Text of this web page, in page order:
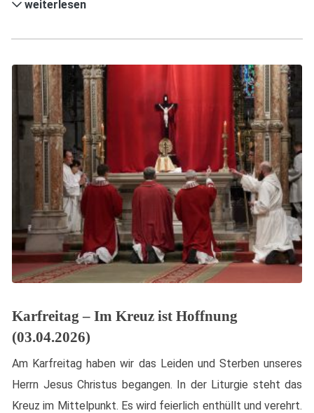
weiterlesen
Karfreitag – Im Kreuz ist Hoffnung
(03.04.2026)
Am Karfreitag haben wir das Leiden und Sterben unseres
Herrn Jesus Christus begangen. In der Liturgie steht das
Kreuz im Mittelpunkt. Es wird feierlich enthüllt und verehrt.